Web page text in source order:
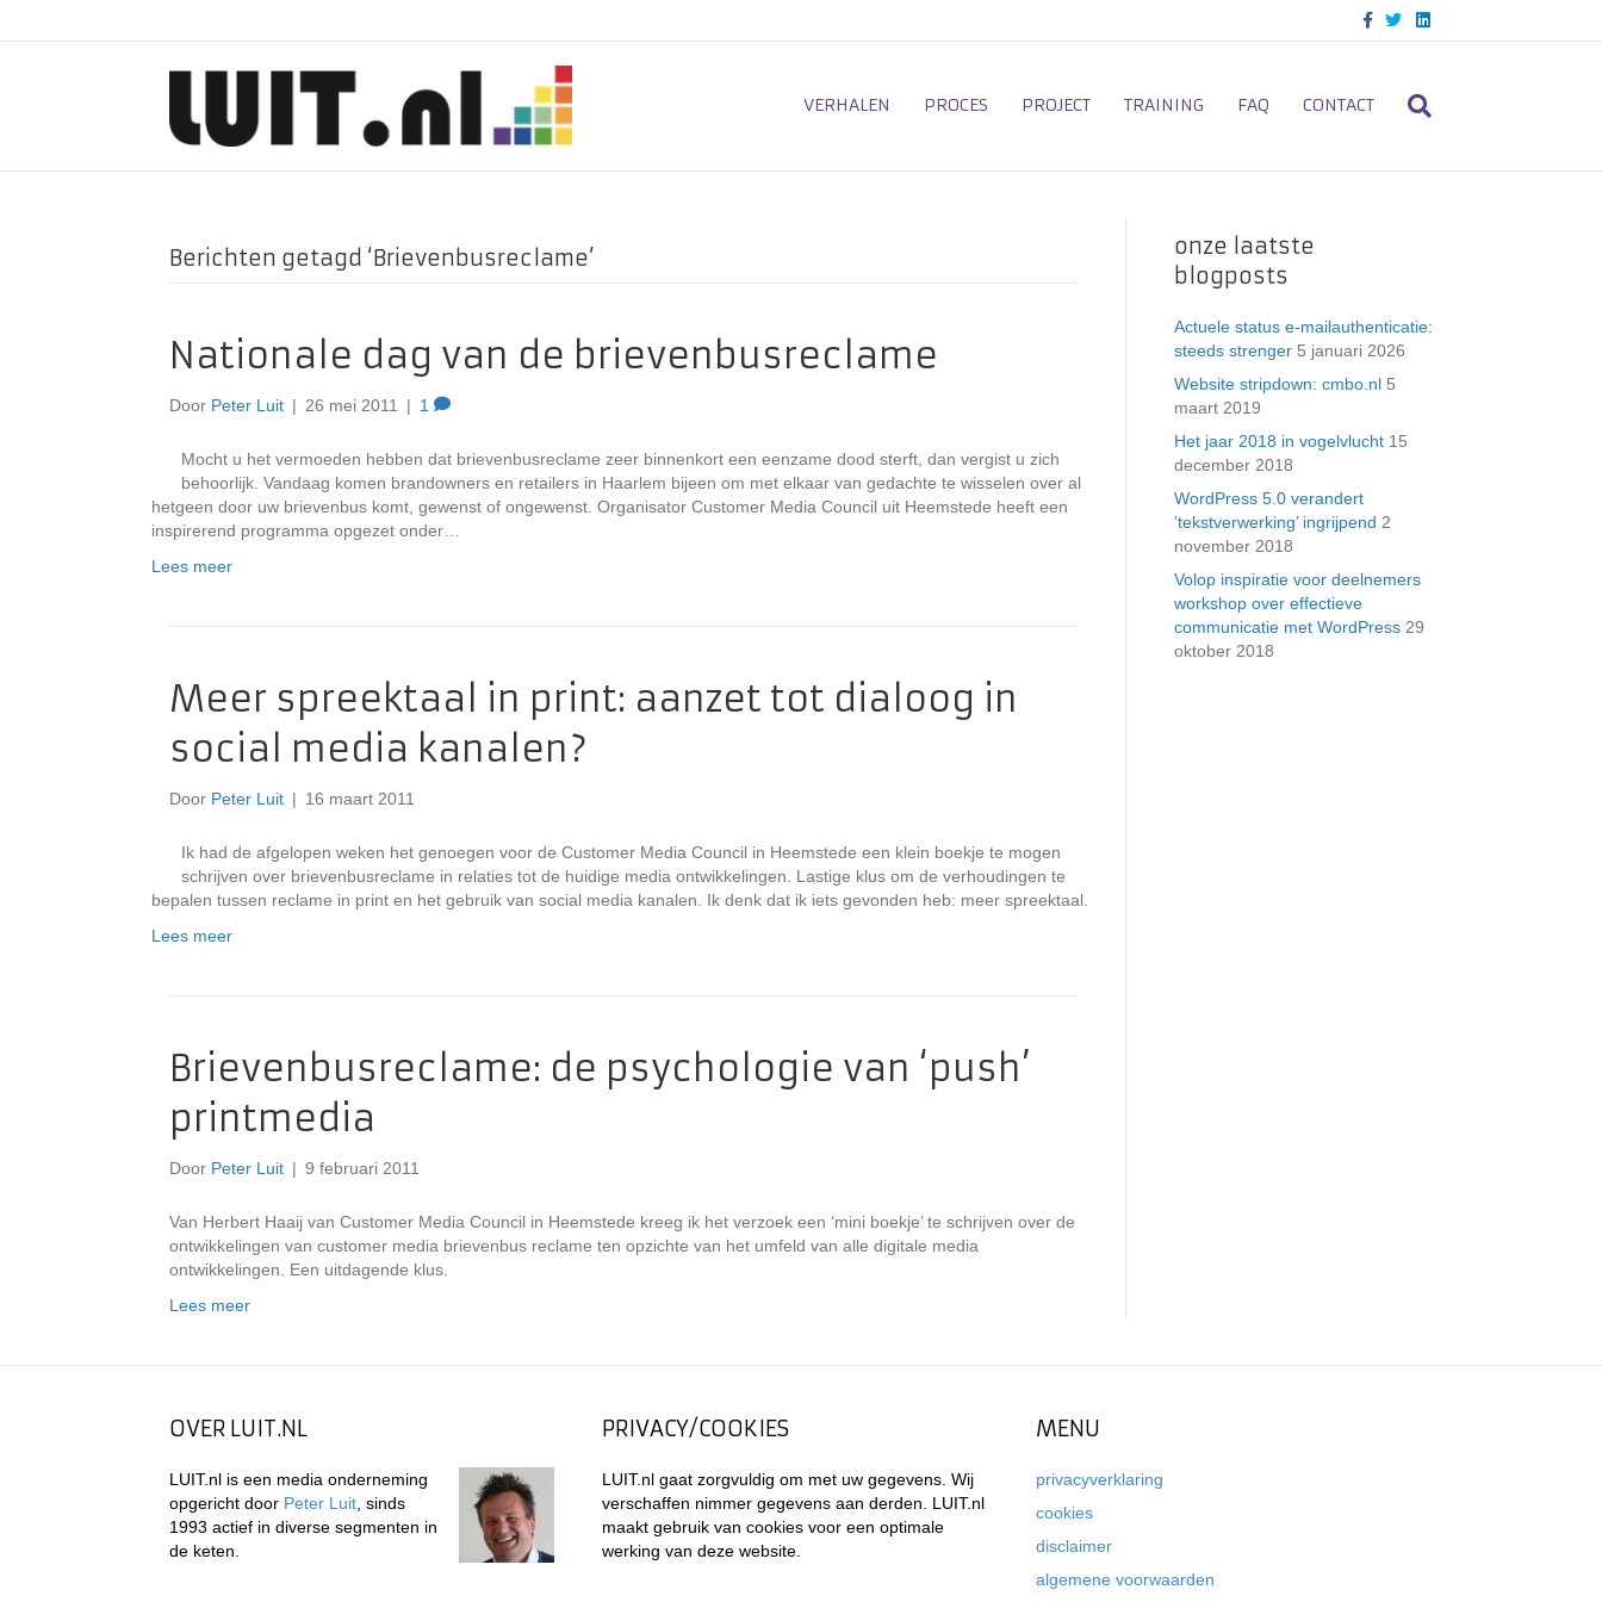
c
o
o
T
i
e
L
n
d
VERHALEN PROCES PROJECT TRAINING FAQ CONTACT
Berichten getagd ‘Brievenbusreclame’
Nationale dag van de brievenbusreclame
Door Peter Luit | 26 mei 2011 | 1
Mocht u het vermoeden hebben dat brievenbusreclame zeer binnenkort een eenzame dood sterft, dan vergist u zich
behoorlijk. Vandaag komen brandowners en retailers in Haarlem bijeen om met elkaar van gedachte te wisselen over al
hetgeen door uw brievenbus komt, gewenst of ongewenst. Organisator Customer Media Council uit Heemstede heeft een
inspirerend programma opgezet onder…
Lees meer
Meer spreektaal in print: aanzet tot dialoog in
social media kanalen?
Door Peter Luit | 16 maart 2011
Ik had de afgelopen weken het genoegen voor de Customer Media Council in Heemstede een klein boekje te mogen
schrijven over brievenbusreclame in relaties tot de huidige media ontwikkelingen. Lastige klus om de verhoudingen te
bepalen tussen reclame in print en het gebruik van social media kanalen. Ik denk dat ik iets gevonden heb: meer spreektaal.
Lees meer
Brievenbusreclame: de psychologie van ‘push’
printmedia
Door Peter Luit | 9 februari 2011
Van Herbert Haaij van Customer Media Council in Heemstede kreeg ik het verzoek een ‘mini boekje’ te schrijven over de
ontwikkelingen van customer media brievenbus reclame ten opzichte van het umfeld van alle digitale media
ontwikkelingen. Een uitdagende klus.
Lees meer
onze laatste
blogposts
Actuele status e-mailauthenticatie:
steeds strenger 5 januari 2026
Website stripdown: cmbo.nl 5
maart 2019
Het jaar 2018 in vogelvlucht 15
december 2018
WordPress 5.0 verandert
’tekstverwerking’ ingrijpend 2
november 2018
Volop inspiratie voor deelnemers
workshop over effectieve
communicatie met WordPress 29
oktober 2018
OVER LUIT.NL
LUIT.nl is een media onderneming
opgericht door Peter Luit , sinds
1993 actief in diverse segmenten in
de keten.
PRIVACY/COOKIES
LUIT.nl gaat zorgvuldig om met uw gegevens. Wij
verschaffen nimmer gegevens aan derden. LUIT.nl
maakt gebruik van cookies voor een optimale
werking van deze website.
MENU
privacyverklaring
cookies
disclaimer
algemene voorwaarden